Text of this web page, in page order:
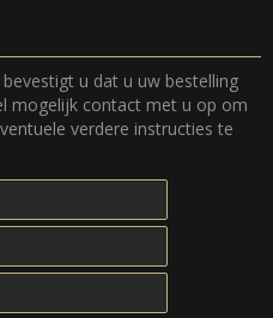
u dat u uw bestelling
mogelijk contact met u op om
verdere instructies te